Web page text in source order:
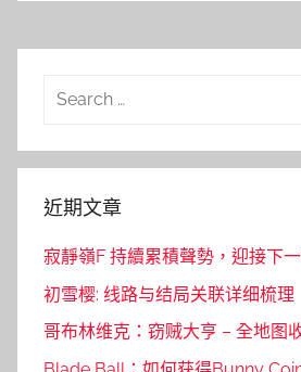
Search
近期文章
寂靜嶺F 持續累積聲勢，迎接下
初雪樱: 线路与结局关联详细梳理
哥布林维克：窃贼大亨 – 全地图